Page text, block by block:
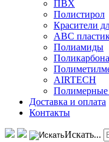
ПВХ
Полистирол
Красители
АВС
Полиамиды
AIRTECH
Полимерные
Доставка и оплата
Контакты
Искать...